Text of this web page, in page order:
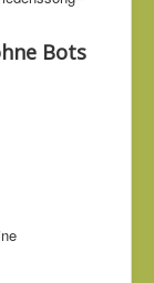
Bots